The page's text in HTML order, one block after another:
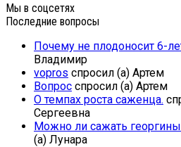
Мы в соцсетях
Последние вопросы
Почему не плодоносит 6-
Владимир
vopros спросил (а) Артем
Вопрос спросил (а) Артем
О темпах роста саженца.
Сергеевна
Можно ли сажать
(а) Лунара